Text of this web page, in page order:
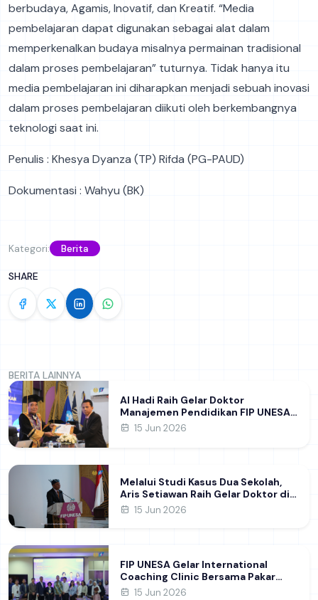
berbudaya, Agamis, Inovatif, dan Kreatif. “Media
pembelajaran dapat digunakan sebagai alat dalam
memperkenalkan budaya misalnya permainan tradisional
dalam proses pembelajaran” tuturnya. Tidak hanya itu
media pembelajaran ini diharapkan menjadi sebuah inovasi
dalam proses pembelajaran diikuti oleh berkembangnya
teknologi saat ini.
Penulis : Khesya Dyanza (TP) Rifda (PG-PAUD)
Dokumentasi : Wahyu (BK)
Kategori: Berita
SHARE
BERITA LAINNYA
Al Hadi Raih Gelar Doktor
Manajemen Pendidikan FIP UNESA
melalui Riset Pembentukan
15 Jun 2026
Melalui Studi Kasus Dua Sekolah,
Aris Setiawan Raih Gelar Doktor di
FIP UNESA Usai Kupas Manajemen
15 Jun 2026
FIP UNESA Gelar International
Coaching Clinic Bersama Pakar
Khon Kaen University Thailand,
15 Jun 2026